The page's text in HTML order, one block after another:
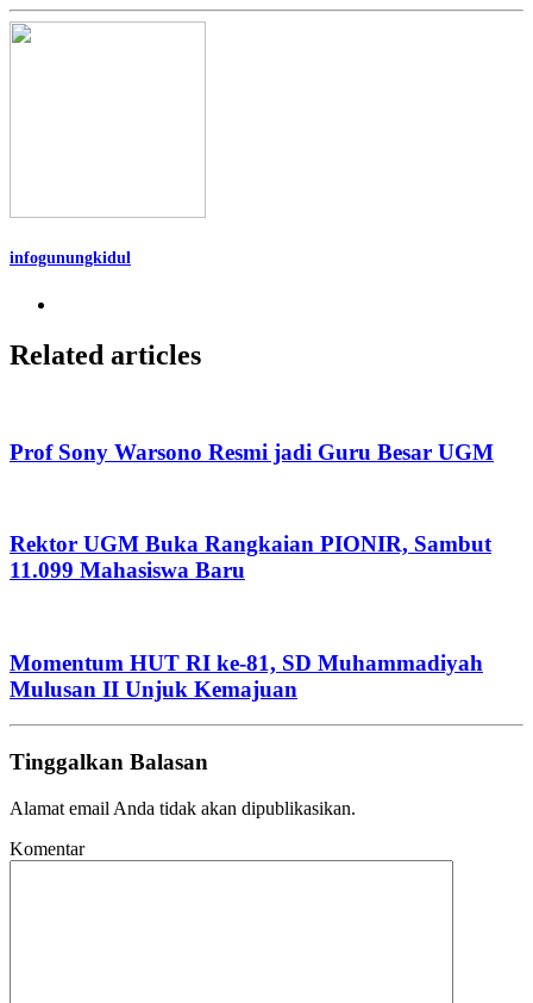
infogunungkidul
Related articles
Prof Sony Warsono Resmi jadi Guru Besar UGM
Rektor UGM Buka Rangkaian PIONIR, Sambut
11.099 Mahasiswa Baru
Momentum HUT RI ke-81, SD Muhammadiyah
Mulusan II Unjuk Kemajuan
Tinggalkan Balasan
Alamat email Anda tidak akan dipublikasikan.
Komentar